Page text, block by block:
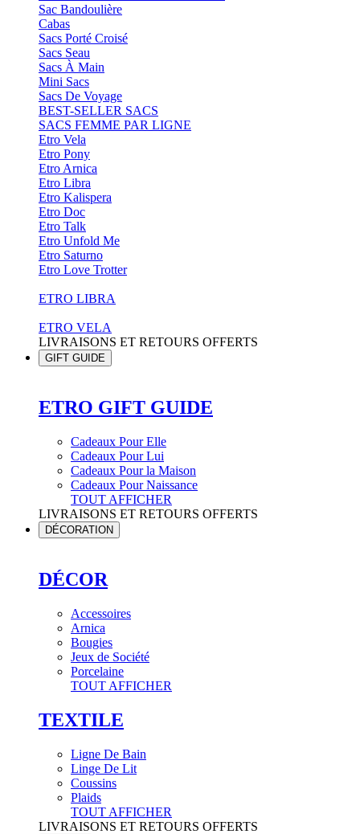
Sac Bandoulière
Cabas
Sacs Porté Croisé
Sacs Seau
Sacs À Main
Mini Sacs
Sacs De Voyage
BEST-SELLER SACS
SACS FEMME PAR LIGNE
Etro Vela
Etro Pony
Etro Arnica
Etro Libra
Etro Kalispera
Etro Doc
Etro Talk
Etro Unfold Me
Etro Saturno
Etro Love Trotter
ETRO LIBRA
ETRO VELA
LIVRAISONS ET RETOURS OFFERTS
GIFT GUIDE
ETRO GIFT GUIDE
Cadeaux Pour Elle
Cadeaux Pour Lui
Cadeaux Pour la Maison
Cadeaux Pour Naissance
TOUT AFFICHER
LIVRAISONS ET RETOURS OFFERTS
DÉCORATION
DÉCOR
Accessoires
Arnica
Bougies
Jeux de Société
Porcelaine
TOUT AFFICHER
TEXTILE
Ligne De Bain
Linge De Lit
Coussins
Plaids
TOUT AFFICHER
LIVRAISONS ET RETOURS OFFERTS